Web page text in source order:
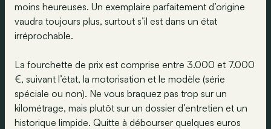
moins heureuses. Un exemplaire parfaitement d’origine
vaudra toujours plus, surtout s’il est dans un état
irréprochable.
La fourchette de prix est comprise entre 3.000 et 7.000
€, suivant l’état, la motorisation et le modèle (série
spéciale ou non). Ne vous braquez pas trop sur un
kilométrage, mais plutôt sur un dossier d’entretien et un
historique limpide. Quitte à débourser quelques euros